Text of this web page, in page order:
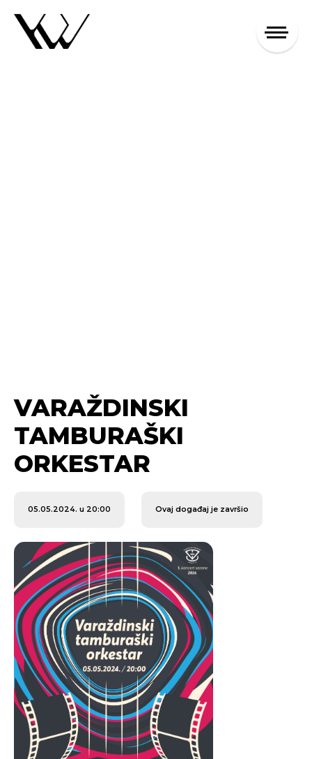
VARAŽDINSKI
TAMBURAŠKI
ORKESTAR
05.05.2024. u 20:00 Ovaj događaj je završio